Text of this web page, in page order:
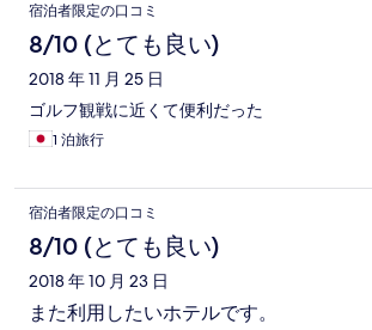
宿泊者限定の口コミ
8/10 (とても良い)
2018 年 11 月 25 日
ゴルフ観戦に近くて便利だった
1 泊旅行
宿泊者限定の口コミ
8/10 (とても良い)
2018 年 10 月 23 日
また利用したいホテルです。